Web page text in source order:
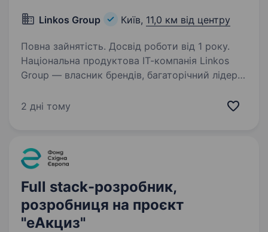
Linkos Group Київ, 11,0 км від центру
Повна зайнятість. Досвід роботи від 1 року.
Національна продуктова ІТ-компанія Linkos
Group — власник брендів, багаторічний лідер
програмних продуктів для бухгалтерів та
2 дні тому
Full stack-розробник,
розробниця на проєкт
"еАкциз"